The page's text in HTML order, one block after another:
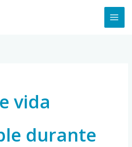
vida
durante